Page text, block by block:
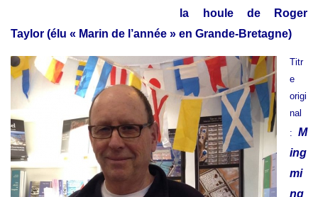
la houle de Roger
Taylor (élu « Marin de l’année » en Grande-Bretagne)
Titr
e
origi
nal
: M
ing
mi
ng